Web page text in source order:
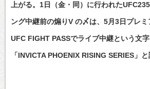
上がる。1日（金・同）に行われた
ング中継前の煽りV の〆は、5月3日プレ
UFC FIGHT PASSでライブ中継という文
「INVICTA PHOENIX RISING SERIES」と